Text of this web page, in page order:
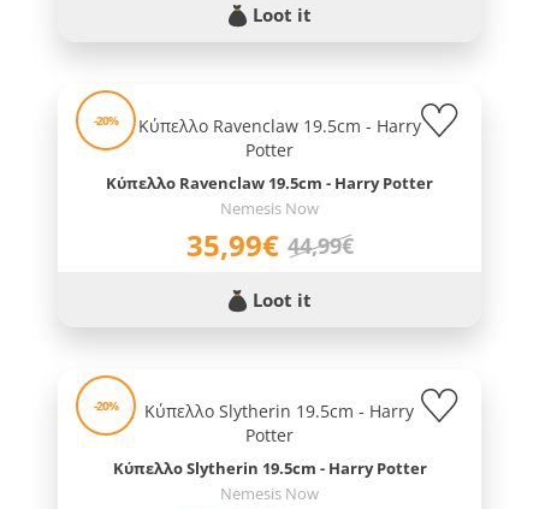
Loot it
-20%
Κύπελλο Ravenclaw 19.5cm - Harry Potter
Nemesis Now
35,99€ 44,99€
Loot it
-20%
Κύπελλο Slytherin 19.5cm - Harry Potter
Nemesis Now